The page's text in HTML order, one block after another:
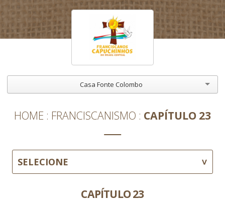
Casa Fonte Colombo
HOME FRANCISCANISMO CAPÍTULO 23
SELECIONE
CAPÍTULO 23